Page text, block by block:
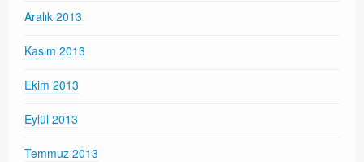
Aralık 2013
Kasım 2013
Ekim 2013
Eylül 2013
Temmuz 2013